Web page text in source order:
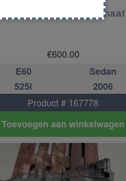
Versnellingsbak automaat
€600.00
E60
Sedan
525i
2006
Product # 167778
Toevoegen aan winkelwagen